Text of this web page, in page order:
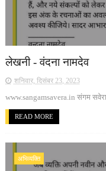
लेखनी - वंदना नामदेव
शनिवार, दिसंबर 23, 2023
www.sangamsavera.in संगम
READ MORE
अभिव्यक्ति